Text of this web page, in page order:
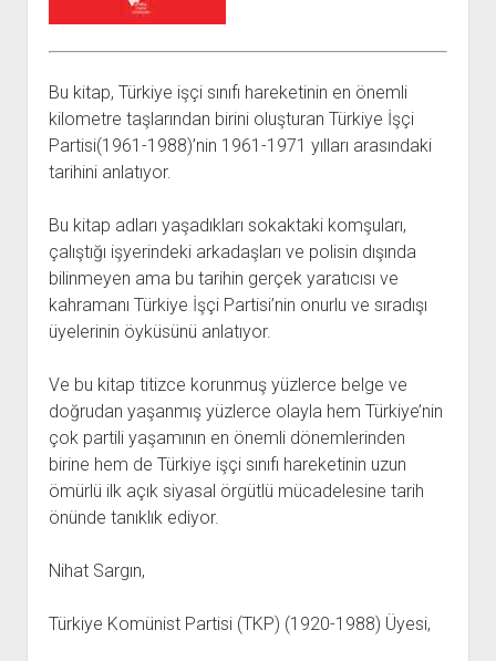
BARIŞ HAREKETLERİ ARŞİV FONU
ARŞİVLERDEN YARARLANMA KOŞULLARI
SOL HAREKETLER KİTAPLIĞI
GENÇLİK HAREKETİ KİTAPLIĞI
KADIN HAREKETİ KİTAPLIĞI
ÖĞRETMEN HAREKETİ KİTAPLIĞI
ANTİKOMÜNİZM KİTAPLIĞI
AYDINLIK KÜLLİYATI KİTAPLIĞI
NÂZIM HİKMET KİTAPLIĞI
HİKMET KIVILCIMLI KİTAPLIĞI
HAYDAR RİFAT KİTAPLIĞI
1940’LI YILLAR KİTAPLIĞI
YURTDIŞI KİTAPLIĞI
açılır
menüyü
YURTDIŞI KİTAPLIĞI
ÇALIŞMA GÜNLERİMİZ
Bu kitap, Türkiye işçi sınıfı hareketinin en önemli
kilometre taşlarından birini oluşturan Türkiye İşçi
Partisi(1961-1988)’nin 1961-1971 yılları arasındaki
tarihini anlatıyor.
Bu kitap adları yaşadıkları sokaktaki komşuları,
çalıştığı işyerindeki arkadaşları ve polisin dışında
bilinmeyen ama bu tarihin gerçek yaratıcısı ve
kahramanı Türkiye İşçi Partisi’nin onurlu ve sıradışı
üyelerinin öyküsünü anlatıyor.
Ve bu kitap titizce korunmuş yüzlerce belge ve
doğrudan yaşanmış yüzlerce olayla hem Türkiye’nin
çok partili yaşamının en önemli dönemlerinden
birine hem de Türkiye işçi sınıfı hareketinin uzun
ömürlü ilk açık siyasal örgütlü mücadelesine tarih
önünde tanıklık ediyor.
Nihat Sargın,
Türkiye Komünist Partisi (TKP) (1920-1988) Üyesi,